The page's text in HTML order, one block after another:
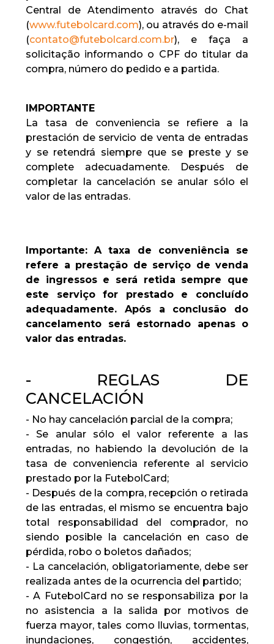
Central de Atendimento através do Chat
(www.futebolcard.com), ou através do e-mail
(contato@futebolcard.com.br), e faça a
solicitação informando o CPF do titular da
compra, número do pedido e a partida.
IMPORTANTE
La tasa de conveniencia se refiere a la
prestación de servicio de venta de entradas
y se retendrá siempre que se preste y se
complete adecuadamente. Después de
completar la cancelación se anular sólo el
valor de las entradas.
Importante: A taxa de conveniência se
refere a prestação de serviço de venda
de ingressos e será retida sempre que
este serviço for prestado e concluído
adequadamente. Após a conclusão do
cancelamento será estornado apenas o
valor das entradas.
- REGLAS DE
CANCELACIÓN
- No hay cancelación parcial de la compra;
- Se anular sólo el valor referente a las
entradas, no habiendo la devolución de la
tasa de conveniencia referente al servicio
prestado por la FutebolCard;
- Después de la compra, recepción o retirada
de las entradas, el mismo se encuentra bajo
total responsabilidad del comprador, no
siendo posible la cancelación en caso de
pérdida, robo o boletos dañados;
- La cancelación, obligatoriamente, debe ser
realizada antes de la ocurrencia del partido;
- A FutebolCard no se responsabiliza por la
no asistencia a la salida por motivos de
fuerza mayor, tales como lluvias, tormentas,
inundaciones, congestión, accidentes,